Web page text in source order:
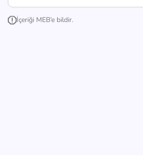
İçeriği MEB’e bildir.